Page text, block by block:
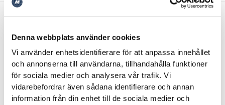
Denna webbplats använder cookies
Vi använder enhetsidentifierare för att anpassa innehållet
och annonserna till användarna, tillhandahålla funktioner
för sociala medier och analysera vår trafik. Vi
vidarebefordrar även sådana identifierare och annan
information från din enhet till de sociala medier och
Utrustning
Adaptiv LED-strålkastare
Head-up display
HiFi-system Harman Kardon